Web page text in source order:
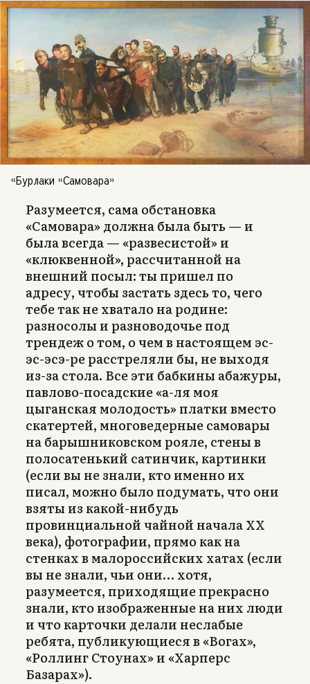
«Бурлаки «Самовара»
Разумеется, сама обстановка
«Самовара» должна была быть — и
была всегда — «развесистой» и
«клюквенной», рассчитанной на
внешний посыл: ты пришел по
адресу, чтобы застать здесь то, чего
тебе так не хватало на родине:
разносолы и разноводочье под
трендеж о том, о чем в настоящем эс-
эс-эсэ-ре расстреляли бы, не выходя
из-за стола. Все эти бабкины абажуры,
павлово-посадские «а-ля моя
цыганская молодость» платки вместо
скатертей, многоведерные самовары
на барышниковском рояле, стены в
полосатенький сатинчик, картинки
(если вы не знали, кто именно их
писал, можно было подумать, что они
взяты из какой-нибудь
провинциальной чайной начала ХХ
века), фотографии, прямо как на
стенках в малороссийских хатах (если
вы не знали, чьи они… хотя,
разумеется, приходящие прекрасно
знали, кто изображенные на них люди
и что карточки делали неслабые
ребята, публикующиеся в «Вогах»,
«Роллинг Стоунах» и «Харперс
Базарах»).